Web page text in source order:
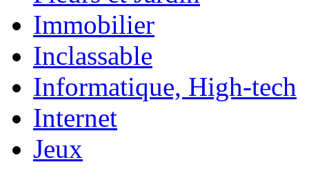
Immobilier
Inclassable
Informatique, High-tech
Internet
Jeux